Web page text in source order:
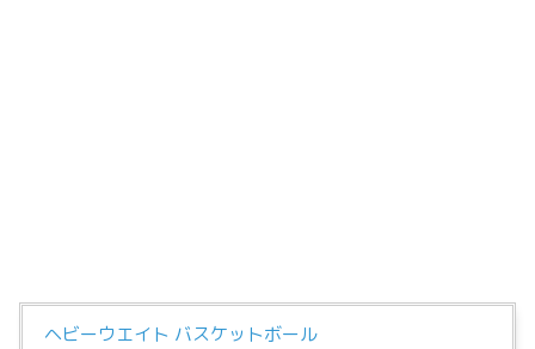
ヘビーウエイト バスケットボール